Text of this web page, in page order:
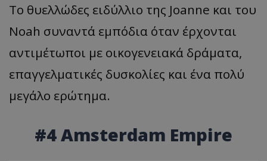
Το θυελλώδες ειδύλλιο της Joanne και του
Noah συναντά εμπόδια όταν έρχονται
αντιμέτωποι με οικογενειακά δράματα,
επαγγελματικές δυσκολίες και ένα πολύ
μεγάλο ερώτημα.
#4 Amsterdam Empire